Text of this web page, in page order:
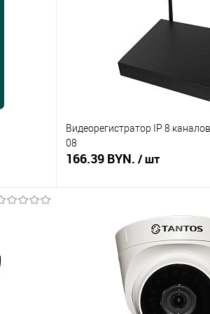
Видеорегистратор IP 8
08
166.39 BYN. / шт
В корзину
Купить в 1 клик